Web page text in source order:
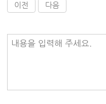
이전 다음
내용을 입력해 주세요.